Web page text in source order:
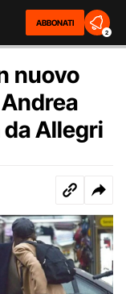
ABBONATI
2
nuovo
Allegri